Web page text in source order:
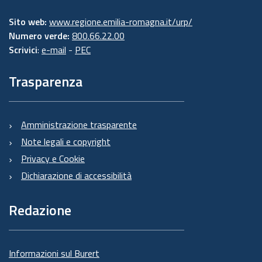
Sito web: www.regione.emilia-romagna.it/urp/
Numero verde: 800.66.22.00
Scrivici: e-mail - PEC
Trasparenza
Amministrazione trasparente
Note legali e copyright
Privacy e Cookie
Dichiarazione di accessibilità
Redazione
Informazioni sul Burert